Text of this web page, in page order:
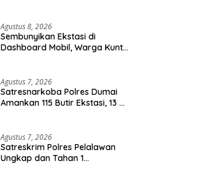
Agustus 8, 2026
Sembunyikan Ekstasi di
Dashboard Mobil, Warga Kuntu
Agustus 7, 2026
Satresnarkoba Polres Dumai
Amankan 115 Butir Ekstasi, 13 Pil
Agustus 7, 2026
Satreskrim Polres Pelalawan
Ungkap dan Tahan 1